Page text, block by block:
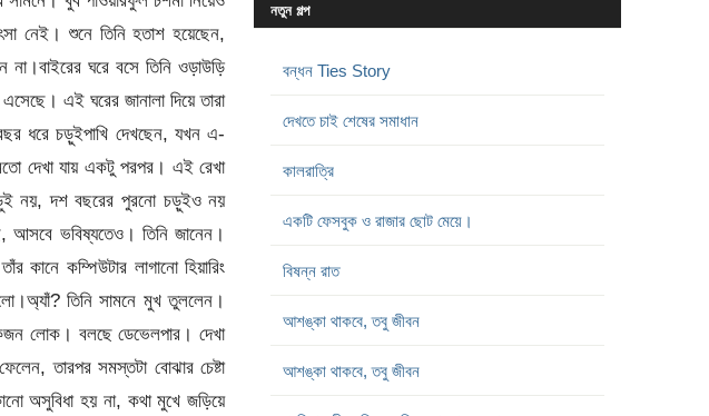
নতুন গল্প
বন্ধন Ties Story
দেখতে চাই শেষের সমাধান
কালরাত্রি
একটি ফেসবুক ও রাজার ছোট মেয়ে।
বিষন্ন রাত
আশঙ্কা থাকবে, তবু জীবন
আশঙ্কা থাকবে, তবু জীবন